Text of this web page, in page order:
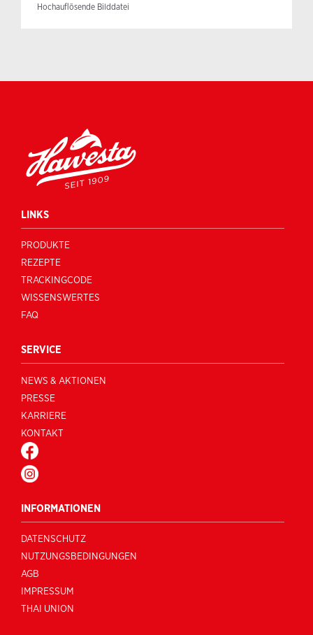
Hochauflösende Bilddatei
LINKS
PRODUKTE
REZEPTE
TRACKINGCODE
WISSENSWERTES
FAQ
SERVICE
NEWS & AKTIONEN
PRESSE
KARRIERE
KONTAKT
FACEBOOK
INSTAGRAM
INFORMATIONEN
DATENSCHUTZ
NUTZUNGSBEDINGUNGEN
AGB
IMPRESSUM
THAI UNION